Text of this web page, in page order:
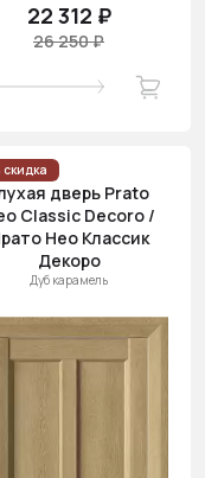
22 312 ₽
26 250 ₽
скидка
дверь Prato
Classic Decoro /
Нео Классик
Декоро
Дуб карамель